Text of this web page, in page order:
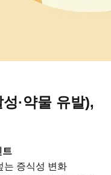
·약물 유발),
트
는 증식성 변화